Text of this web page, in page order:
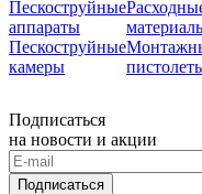
Пескоструйные
аппараты
Пескоструйные
камеры
Подписаться
на новости и акции
Подписаться